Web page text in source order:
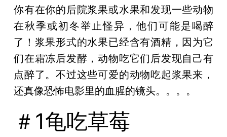
你有在你的后院浆果或水果和发现一些动物
在秋季或初冬举止怪异，他们可能是喝醉
了！浆果形式的水果已经含有酒精，因为它
们在霜冻后发酵，动物吃它们后发现自己有
点醉了。不过这些可爱的动物吃起浆果来，
还真像恐怖电影里的血腥的镜头。。。。
＃1龟吃草莓